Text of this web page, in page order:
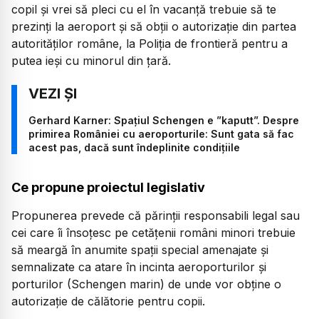
copil și vrei să pleci cu el în vacanță trebuie să te
prezinți la aeroport și să obții o autorizație din partea
autorităților române, la Poliția de frontieră pentru a
putea ieși cu minorul din țară.
Gerhard Karner: Spațiul Schengen e ”kaputt”. Despre
primirea României cu aeroporturile: Sunt gata să fac
acest pas, dacă sunt îndeplinite condițiile
Ce propune proiectul legislativ
Propunerea prevede că părinții responsabili legal sau
cei care îi însoțesc pe cetățenii români minori trebuie
să meargă în anumite spații special amenajate și
semnalizate ca atare în incinta aeroporturilor și
porturilor (Schengen marin) de unde vor obține o
autorizație de călătorie pentru copii.